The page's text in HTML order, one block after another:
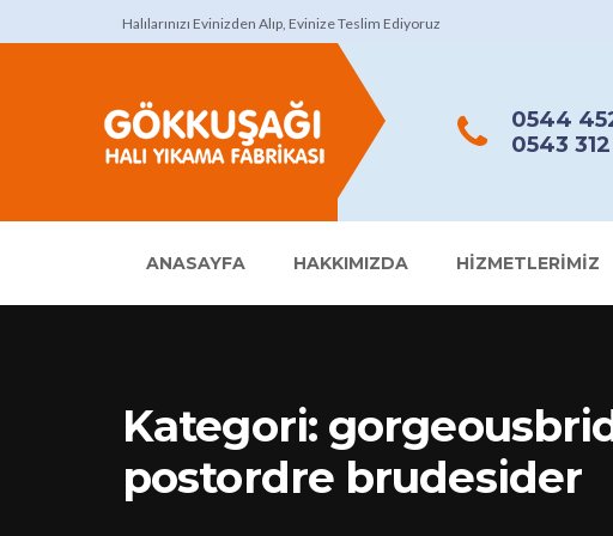
Halılarınızı Evinizden Alıp, Evinize Teslim Ediyoruz
0544
0543
ANASAYFA HAKKIMIZDA HIZMETLERIMIZ
Kategori:
postordre brudesider